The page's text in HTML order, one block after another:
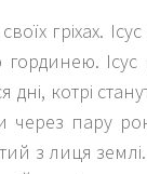
гріхах.
котрі
пару
з лиця